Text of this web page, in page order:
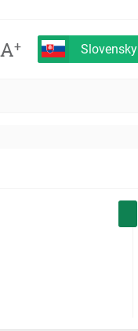
A+ Slovensky